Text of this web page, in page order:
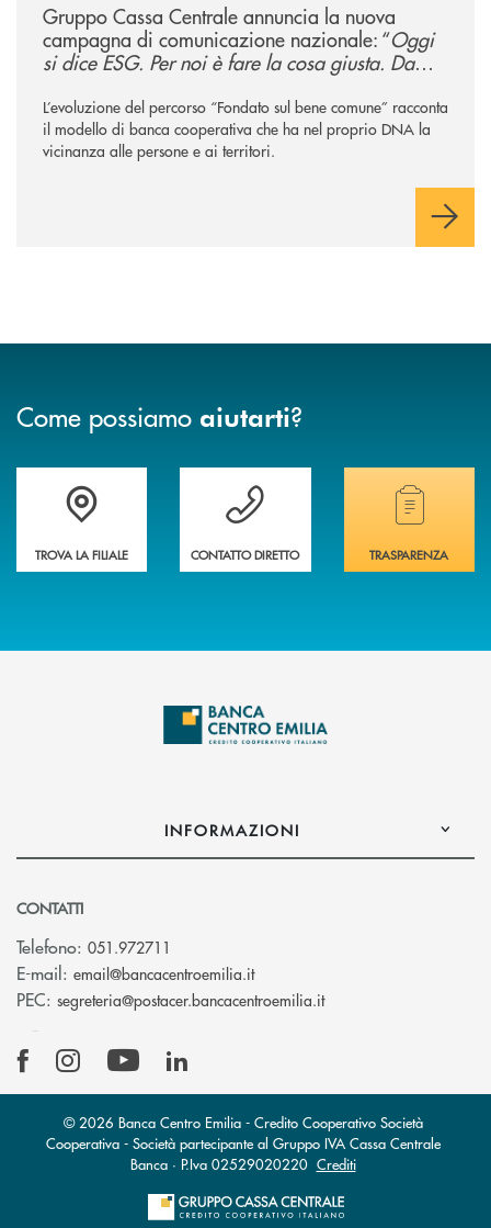
Gruppo Cassa Centrale annuncia la nuova
campagna di comunicazione nazionale: “Oggi
si dice ESG. Per noi è fare la cosa giusta. Da
L’evoluzione del percorso “Fondato sul bene comune” racconta
il modello di banca cooperativa che ha nel proprio DNA la
vicinanza alle persone e ai territori.
Come possiamo aiutarti?
Accedi all' elenco completo delle filiali
TROVA LA FILIALE
Vuoi avere maggiori informazioni sulla
CONTATTO DIRETTO
Hai bisogno di
TRASPARENZA
INFORMAZIONI
CONTATTI
Telefono: 051.972711
E-mail: email@bancacentroemilia.it(si apre l’app di posta
PEC: segreteria@postacer.bancacentroemilia.it(si apre l’app di
© 2026 Banca Centro Emilia - Credito Cooperativo Società
Cooperativa - Società partecipante al Gruppo IVA Cassa Centrale
Banca · P.Iva 02529020220 Crediti